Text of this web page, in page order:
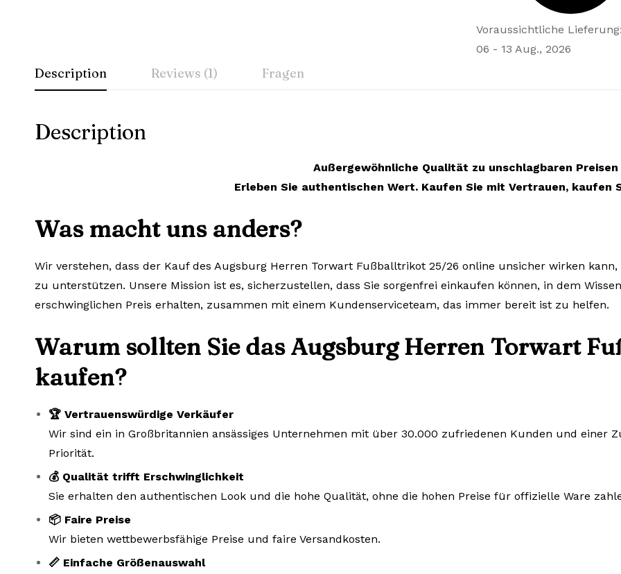
Voraussichtliche
06 - 13 Aug., 2026
Description Reviews (1) Fragen
Description
Außergewöhnliche Qualität zu unschlagbaren Preisen
Erleben Sie authentischen Wert. Kaufen Sie mit Vertrauen, kaufen
Was macht uns anders?
Wir verstehen, dass der Kauf des Augsburg Herren Torwart Fußballtrikot 25/26 online unsicher wirken
zu unterstützen. Unsere Mission ist es, sicherzustellen, dass Sie sorgenfrei einkaufen können, in dem
erschwinglichen Preis erhalten, zusammen mit einem Kundenserviceteam, das immer bereit ist zu helfen.
Warum sollten Sie das Augsburg Herren Torwart
kaufen?
🏆 Vertrauenswürdige Verkäufer
Wir sind ein in Großbritannien ansässiges Unternehmen mit über 30.000 zufriedenen Kunden und einer
Priorität.
💰 Qualität trifft Erschwinglichkeit
Sie erhalten den authentischen Look und die hohe Qualität, ohne die hohen Preise für offizielle Ware
📦 Faire Preise
Wir bieten wettbewerbsfähige Preise und faire Versandkosten.
📏 Einfache Größenauswahl